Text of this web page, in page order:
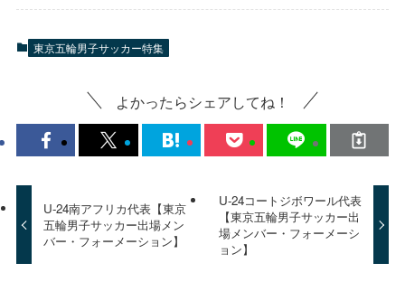
東京五輪男子サッカー特集
よかったらシェアしてね！
U-24南アフリカ代表【東京
五輪男子サッカー出場メン
バー・フォーメーション】
U-24コートジボワール代表
【東京五輪男子サッカー出
場メンバー・フォーメーシ
ョン】